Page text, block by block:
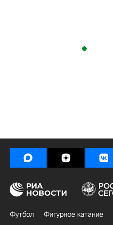
Футбол Фигурное катание